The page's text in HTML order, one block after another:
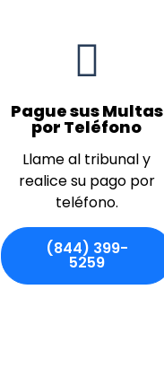
Pague sus Multas
por Teléfono
Llame al tribunal y
realice su pago por
teléfono.
(844) 399-
5259